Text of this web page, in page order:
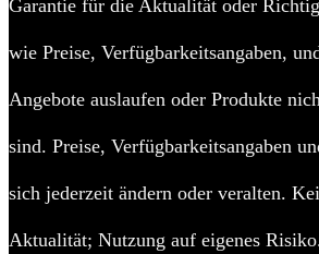
Garantie für die Aktualität oder
wie Preise, Verfügbarkeitsangaben,
Angebote auslaufen oder Produkte
sind. Preise, Verfügbarkeitsangaben
sich jederzeit ändern oder veralten.
Aktualität; Nutzung auf eigenes